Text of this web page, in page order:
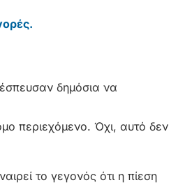
δημόσια να
περιεχόμενο. Όχι, αυτό δεν
το γεγονός ότι η πίεση